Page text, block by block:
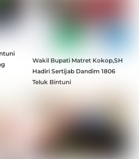
Wakil Bupati Matret Kokop,SH
Hadiri Sertijab Dandim 1806
Teluk Bintuni